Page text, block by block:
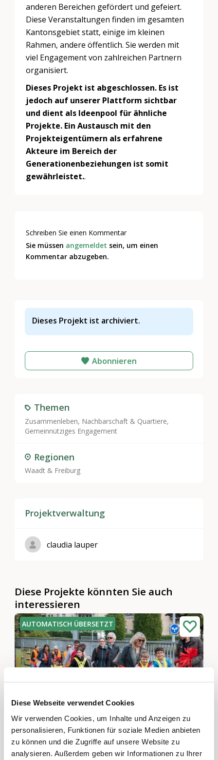
Diese Webseite verwendet Cookies
Wir verwenden Cookies, um Inhalte und Anzeigen zu
personalisieren, Funktionen für soziale Medien anbieten
zu können und die Zugriffe auf unsere Website zu
analysieren. Außerdem geben wir Informationen zu Ihrer
Dieses Projekt ist archiviert.
Abonnieren
Themen
Zusammenleben, Nachbarschaft & Quartiere,
Gemeinnütziges Engagement
Regionen
Waadt & Freiburg
Projektverwaltung
claudia lauper
anderen Bereichen gefördert und gefeiert.
Diese Veranstaltungen finden im gesamten
Kantonsgebiet statt, einige im kleinen
Rahmen, andere öffentlich. Sie werden mit
viel Engagement von zahlreichen Partnern
organisiert.
Dieses Projekt ist abgeschlossen. Es ist
jedoch auf unserer Plattform sichtbar
und dient als Ideenpool für ähnliche
Projekte. Ein Austausch mit den
Projekteigentümern als erfahrene
Akteure im Bereich der
Generationenbeziehungen ist somit
gewährleistet..
Schreiben Sie einen Kommentar
Sie müssen angemeldet sein, um einen
Kommentar abzugeben.
Diese Projekte könnten Sie auch
interessieren
AUTOMATISCH ÜBERSETZT
generationsübergreifender Pedibus
Waadt & Freiburg